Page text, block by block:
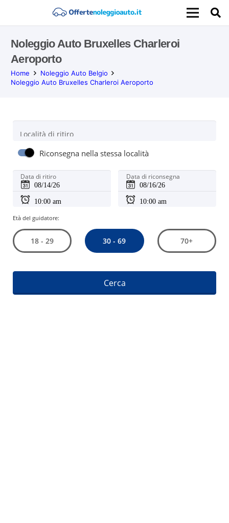
Noleggio Auto Bruxelles Charleroi
Aeroporto
Home
Noleggio Auto Belgio
Noleggio Auto Bruxelles Charleroi Aeroporto
Località di ritiro
Riconsegna nella stessa località
Data di ritiro Data di riconsegna
Età del guidatore:
18 - 29 30 - 69 70+
Cerca